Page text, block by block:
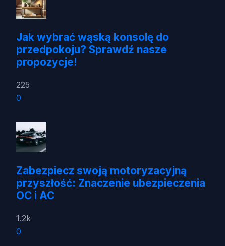
Jak wybrać wąską konsolę do
przedpokoju? Sprawdź nasze
propozycje!
225
0
Zabezpiecz swoją motoryzacyjną
przyszłość: Znaczenie ubezpieczenia
OC i AC
1.2k
0